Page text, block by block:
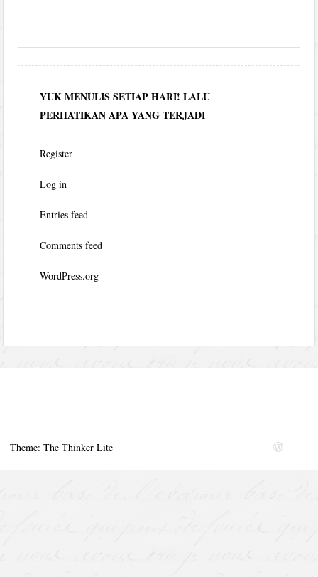
YUK MENULIS SETIAP HARI! LALU
PERHATIKAN APA YANG TERJADI
Register
Log in
Entries feed
Comments feed
WordPress.org
Theme: The Thinker Lite